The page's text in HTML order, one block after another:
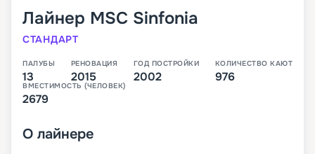
Лайнер MSC Sinfonia
СТАНДАРТ
ПАЛУБЫ
13
РЕНОВАЦИЯ
2015
ГОД ПОСТРОЙКИ
2002
КОЛИЧЕСТВО КАЮТ
976
ВМЕСТИМОСТЬ (ЧЕЛОВЕК)
2679
О лайнере